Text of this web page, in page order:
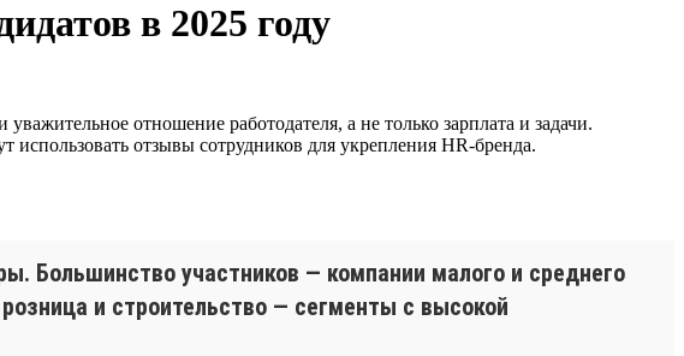
в 2025 году
отношение работодателя, а не только зарплата и задачи.
использовать отзывы сотрудников для укрепления HR-бренда.
Большинство участников — компании малого и среднего
и строительство — сегменты с высокой